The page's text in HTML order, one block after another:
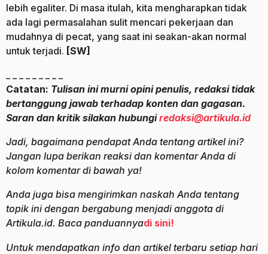
lebih egaliter. Di masa itulah, kita mengharapkan tidak
ada lagi permasalahan sulit mencari pekerjaan dan
mudahnya di pecat, yang saat ini seakan-akan normal
untuk terjadi. [SW]
Catatan: Tulisan ini murni opini penulis, redaksi tidak
bertanggung jawab terhadap konten dan gagasan.
Saran dan kritik silakan hubungiredaksi@artikula.id
Jadi, bagaimana pendapat Anda tentang artikel ini?
Jangan lupa berikan reaksi dan komentar Anda di
kolom komentar di bawah ya!
Anda juga bisa mengirimkan naskah Anda tentang
topik ini dengan bergabung menjadi anggota di
Artikula.id. Baca panduannyadi sini!
Untuk mendapatkan info dan artikel terbaru setiap hari